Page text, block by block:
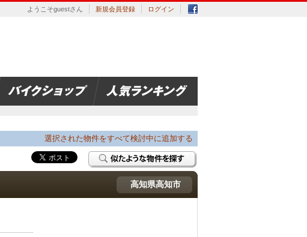
ようこそguestさん 新規会員登録 ログイン
選択された物件をすべて検討中に追加する
高知県高知市